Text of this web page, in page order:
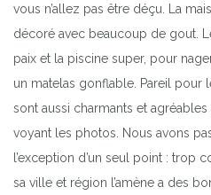
vous n’allez pas être déçu. La
décoré avec beaucoup de gout.
paix et la piscine super, pour
un matelas gonflable. Pareil pour
sont aussi charmants et
voyant les photos. Nous avons
l’exception d’un seul point : trop
sa ville et région l’amène a des